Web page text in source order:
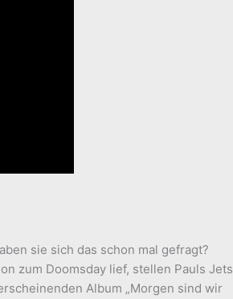
sie sich das schon mal gefragt?
zum Doomsday lief, stellen Pauls Jets
Album „Morgen sind wir